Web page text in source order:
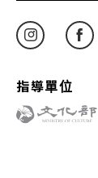
指導單位